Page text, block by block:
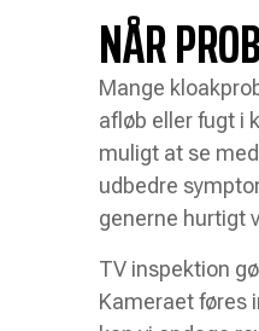
NÅR
Mange
afløb eller fugt i
muligt at se
udbedre
generne hurtigt
TV inspektion
Kameraet føres